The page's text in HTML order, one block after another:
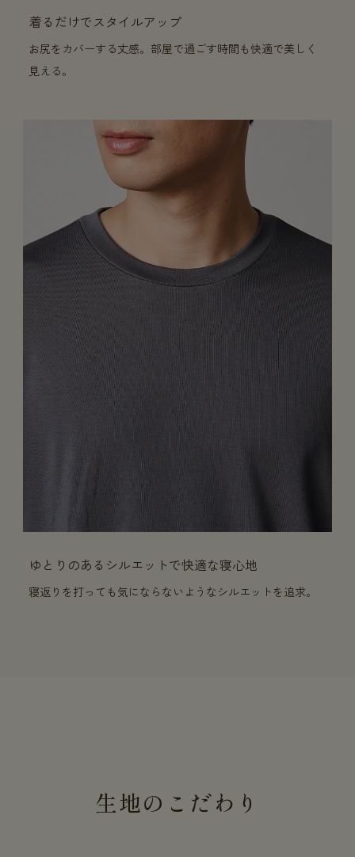
着るだけでスタイルアップ
お尻をカバーする丈感。部屋で過ごす時間も快適で美しく
見える。
ゆとりのあるシルエットで快適な寝心地
寝返りを打っても気にならないようなシルエットを追求。
生地のこだわり